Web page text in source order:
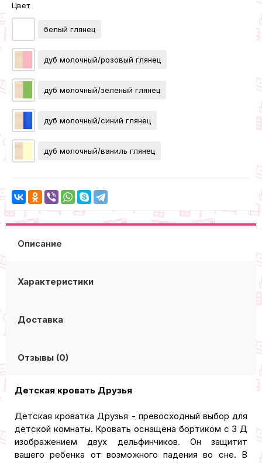
Цвет
белый глянец
дуб молочный/розовый глянец
дуб молочный/зеленый глянец
дуб молочный/синий глянец
дуб молочный/ваниль глянец
Описание
Характеристики
Доставка
Отзывы (0)
Детская кровать Друзья
​Детская кроватка Друзья - превосходный выбор для
детской комнаты. Кровать оснащена бортиком с 3 Д
изображением двух дельфинчиков. Он защитит
вашего ребенка от возможного падения во сне. В